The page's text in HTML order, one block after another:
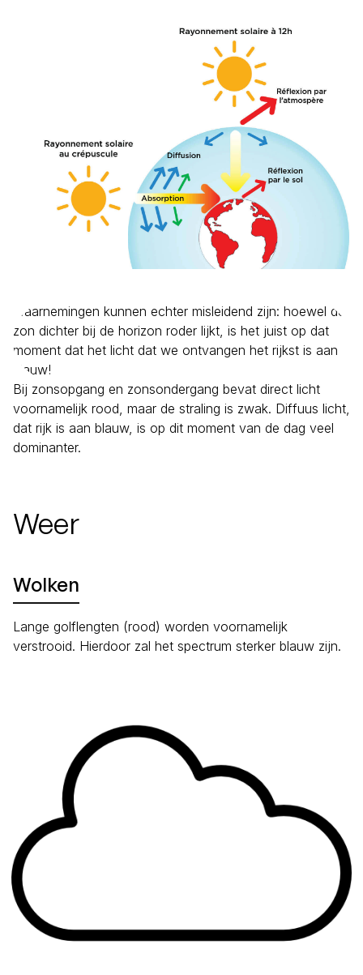
Waarnemingen kunnen echter misleidend zijn: hoewel de
zon dichter bij de horizon roder lijkt, is het juist op dat
moment dat het licht dat we ontvangen het rijkst is aan
blauw!
Bij zonsopgang en zonsondergang bevat direct licht
voornamelijk rood, maar de straling is zwak. Diffuus licht,
dat rijk is aan blauw, is op dit moment van de dag veel
dominanter.
Weer
Wolken
Lange golflengten (rood) worden voornamelijk
verstrooid. Hierdoor zal het spectrum sterker blauw zijn.